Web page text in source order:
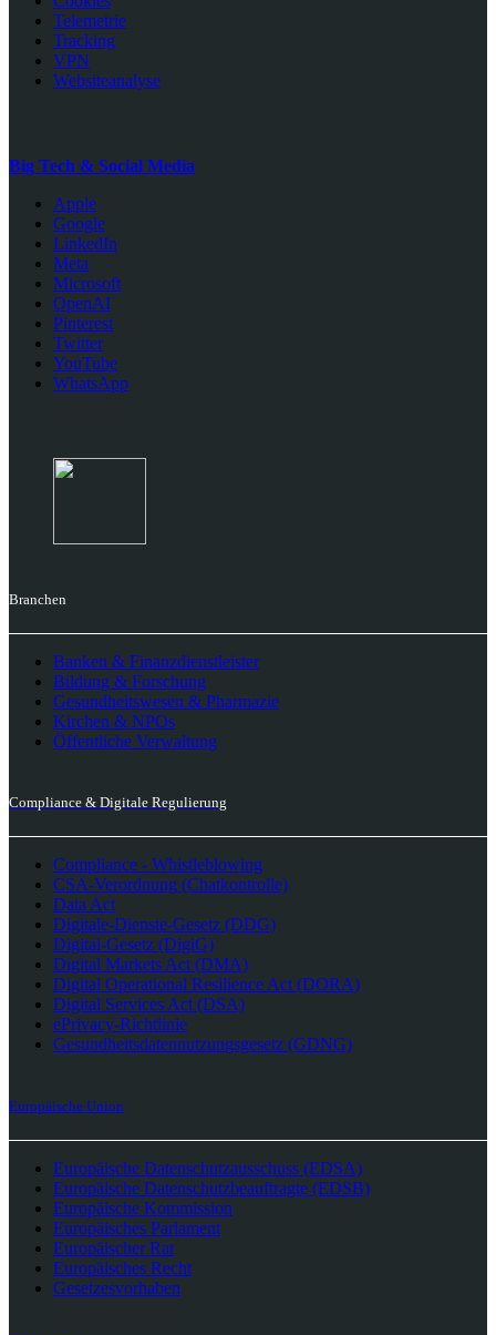
Telemetrie
Tracking
VPN
Websiteanalyse
Big Tech & Social Media
Apple
Google
LinkedIn
Meta
Microsoft
OpenAI
Pinterest
Twitter
YouTube
WhatsApp
Branchen
Banken & Finanzdienstleister
Bildung & Forschung
Gesundheitswesen & Pharmazie
Kirchen & NPOs
Öffentliche Verwaltung
Compliance & Digitale Regulierung
Compliance - Whistleblowing
CSA-Verordnung (Chatkontrolle)
Data Act
Digitale-Dienste-Gesetz (DDG)
Digital-Gesetz (DigiG)
Digital Markets Act (DMA)
Digital Operational Resilience Act (DORA)
Digital Services Act (DSA)
ePrivacy-Richtlinie
Gesundheitsdatennutzungsgesetz (GDNG)
Europäische Union
Europäische Datenschutzausschuss (EDSA)
Europäische Datenschutzbeauftragte (EDSB)
Europäische Kommission
Europäisches Parlament
Europäischer Rat
Europäisches Recht
Gesetzesvorhaben